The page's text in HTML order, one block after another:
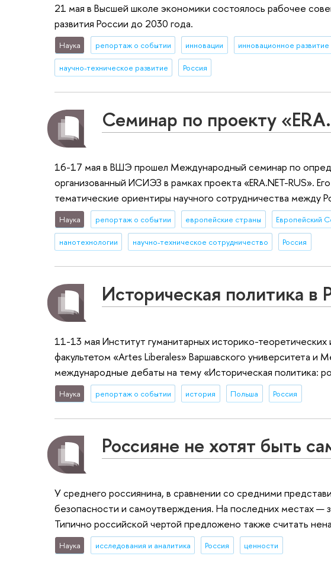
21 мая в Высшей школе экономики состоялось рабочее
развития России до 2030 года.
Наука репортаж о событии инновации инновационное развитие
научно-техническое развитие Россия
Семинар по проекту
16-17 мая в ВШЭ прошел Международный семинар по
организованный ИСИЭЗ в рамках проекта «ERA.NET-RUS».
тематические ориентиры научного сотрудничества между
Наука репортаж о событии европейские страны Европейский
нанотехнологии научно-техническое сотрудничество Россия
Историческая политика в
11-13 мая Институт гуманитарн­ых историко-
факультето­м «Artes Liberales» Варшавског­о университе­та
международ­ные дебаты на тему «Историчес­кая политика:
Наука репортаж о событии история Польша Россия
Россияне не хотят быть
У среднего россиянина, в сравнении со средними
безопасности и самоутверждения. На последних местах —
Типично российской чертой предложено также считать
Наука исследования и аналитика Россия ценности